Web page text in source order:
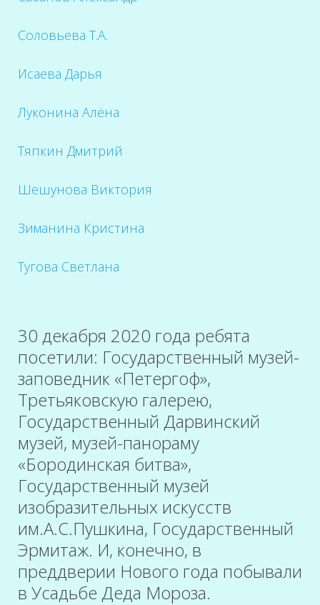
Соловьева Т.А.
Исаева Дарья
Луконина Алёна
Тяпкин Дмитрий
Шешунова Виктория
Зиманина Кристина
Тугова Светлана
30 декабря 2020 года ребята
посетили: Государственный музей-
заповедник «Петергоф»,
Третьяковскую галерею,
Государственный Дарвинский
музей, музей-панораму
«Бородинская битва»,
Государственный музей
изобразительных искусств
им.А.С.Пушкина, Государственный
Эрмитаж. И, конечно, в
преддверии Нового года побывали
в Усадьбе Деда Мороза.